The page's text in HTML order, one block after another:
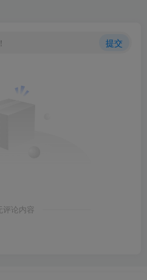
提交
评论内容